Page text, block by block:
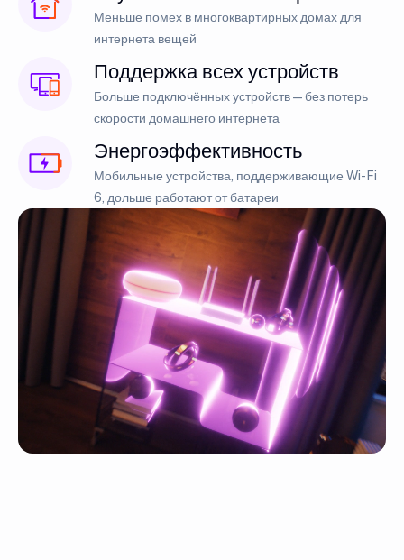
Меньше помех в многоквартирных домах для
интернета вещей
Поддержка всех устройств
Больше подключённых устройств — без потерь
скорости домашнего интернета
Энергоэффективность
Мобильные устройства, поддерживающие Wi-Fi
6, дольше работают от батареи